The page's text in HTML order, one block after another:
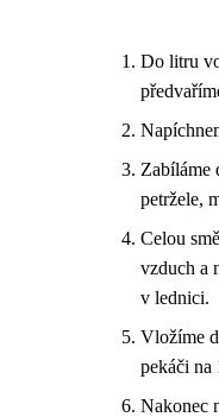
Do litru
Zabíláme
petržele,
Celou
vzduch a
v lednici.
Vložíme
pekáči na
Nakonec